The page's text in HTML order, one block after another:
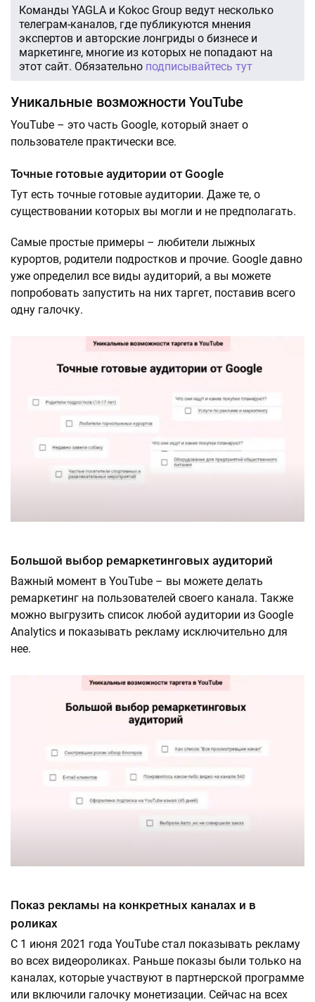
Команды YAGLA и Kokoc Group ведут несколько
телеграм-каналов, где публикуются мнения
экспертов и авторские лонгриды о бизнесе и
маркетинге, многие из которых не попадают на
этот сайт. Обязательно подписывайтесь тут
Уникальные возможности YouTube
YouTube – это часть Google, который знает о
пользователе практически все.
Точные готовые аудитории от Google
Тут есть точные готовые аудитории. Даже те, о
существовании которых вы могли и не предполагать.
Самые простые примеры – любители лыжных
курортов, родители подростков и прочие. Google давно
уже определил все виды аудиторий, а вы можете
попробовать запустить на них таргет, поставив всего
одну галочку.
Большой выбор ремаркетинговых аудиторий
Важный момент в YouTube – вы можете делать
ремаркетинг на пользователей своего канала. Также
можно выгрузить список любой аудитории из Google
Analytics и показывать рекламу исключительно для
нее.
Показ рекламы на конкретных каналах и в
роликах
С 1 июня 2021 года YouTube стал показывать рекламу
во всех видеороликах. Раньше показы были только на
каналах, которые участвуют в партнерской программе
или включили галочку монетизации. Сейчас на всех